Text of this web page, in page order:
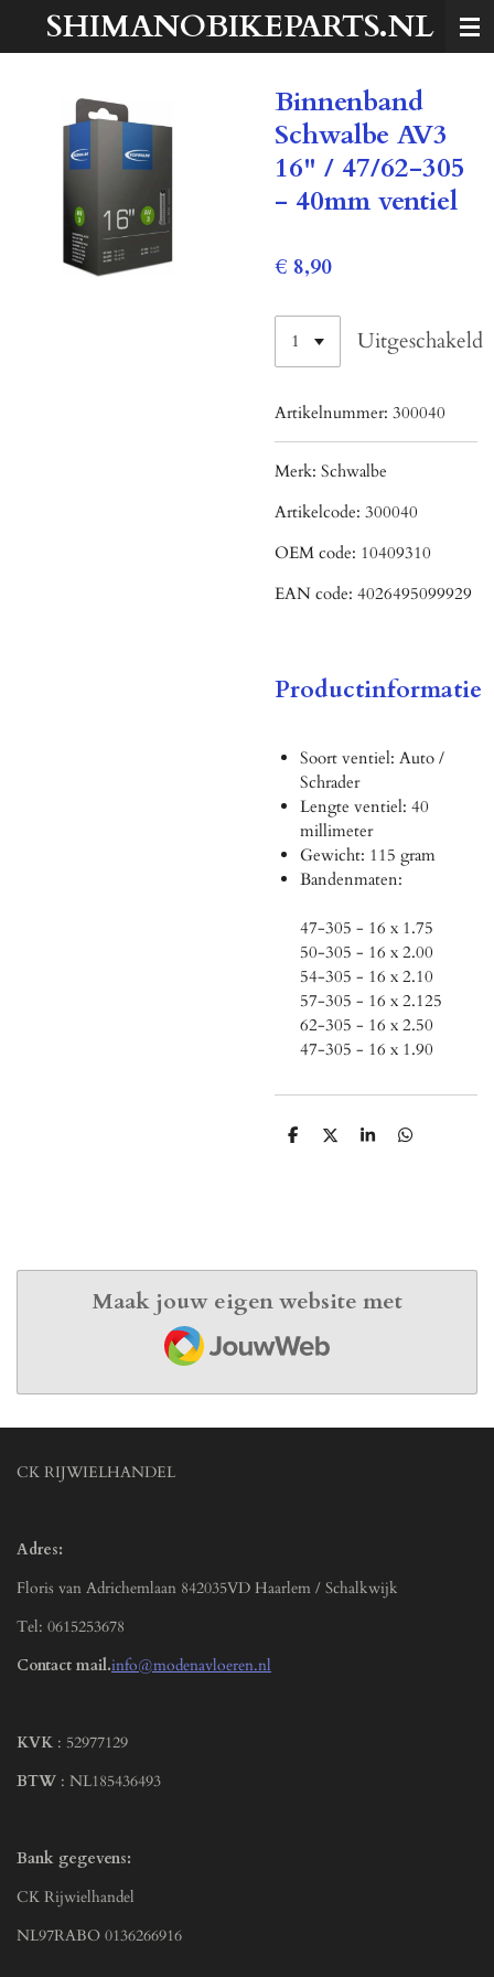
hoofdinhoud
SHIMANOBIKEPARTS.NL
Binnenband
Schwalbe AV3
16" / 47/62-305
- 40mm ventiel
€ 8,90
Uitgeschakeld
Artikelnummer: 300040
Merk: Schwalbe
Artikelcode: 300040
OEM code: 10409310
EAN code: 4026495099929
Productinformatie
Soort ventiel: Auto /
Schrader
Lengte ventiel: 40
millimeter
Gewicht: 115 gram
Bandenmaten:
47-305 - 16 x 1.75
50-305 - 16 x 2.00
54-305 - 16 x 2.10
57-305 - 16 x 2.125
62-305 - 16 x 2.50
47-305 - 16 x 1.90
D
D
S
D
Maak jouw eigen website met
JouwWeb
CK RIJWIELHANDEL
Adres:
Floris van Adrichemlaan 842035VD Haarlem / Schalkwijk
Tel: 0615253678
Contact mail.info@modenavloeren.nl
KVK : 52977129
BTW : NL185436493
Bank gegevens:
CK Rijwielhandel
NL97RABO 0136266916